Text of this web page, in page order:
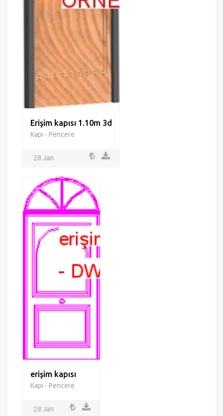
Erişim kapısı 1.10m 3d
Kapı - Pencere
28 Jan
erişim kapısı
Kapı - Pencere
28 Jan